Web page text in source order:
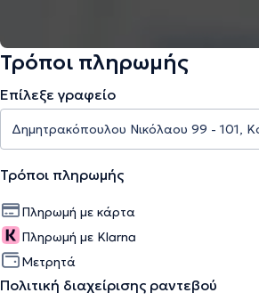
Τρόποι πληρωμής
Επίλεξε γραφείο
Τρόποι πληρωμής
Πληρωμή με κάρτα
Πληρωμή με Klarna
Μετρητά
Πολιτική διαχείρισης ραντεβού